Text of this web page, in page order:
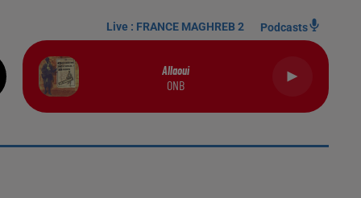
Live : FRANCE MAGHREB 2 Podcasts
Allaoui
ONB